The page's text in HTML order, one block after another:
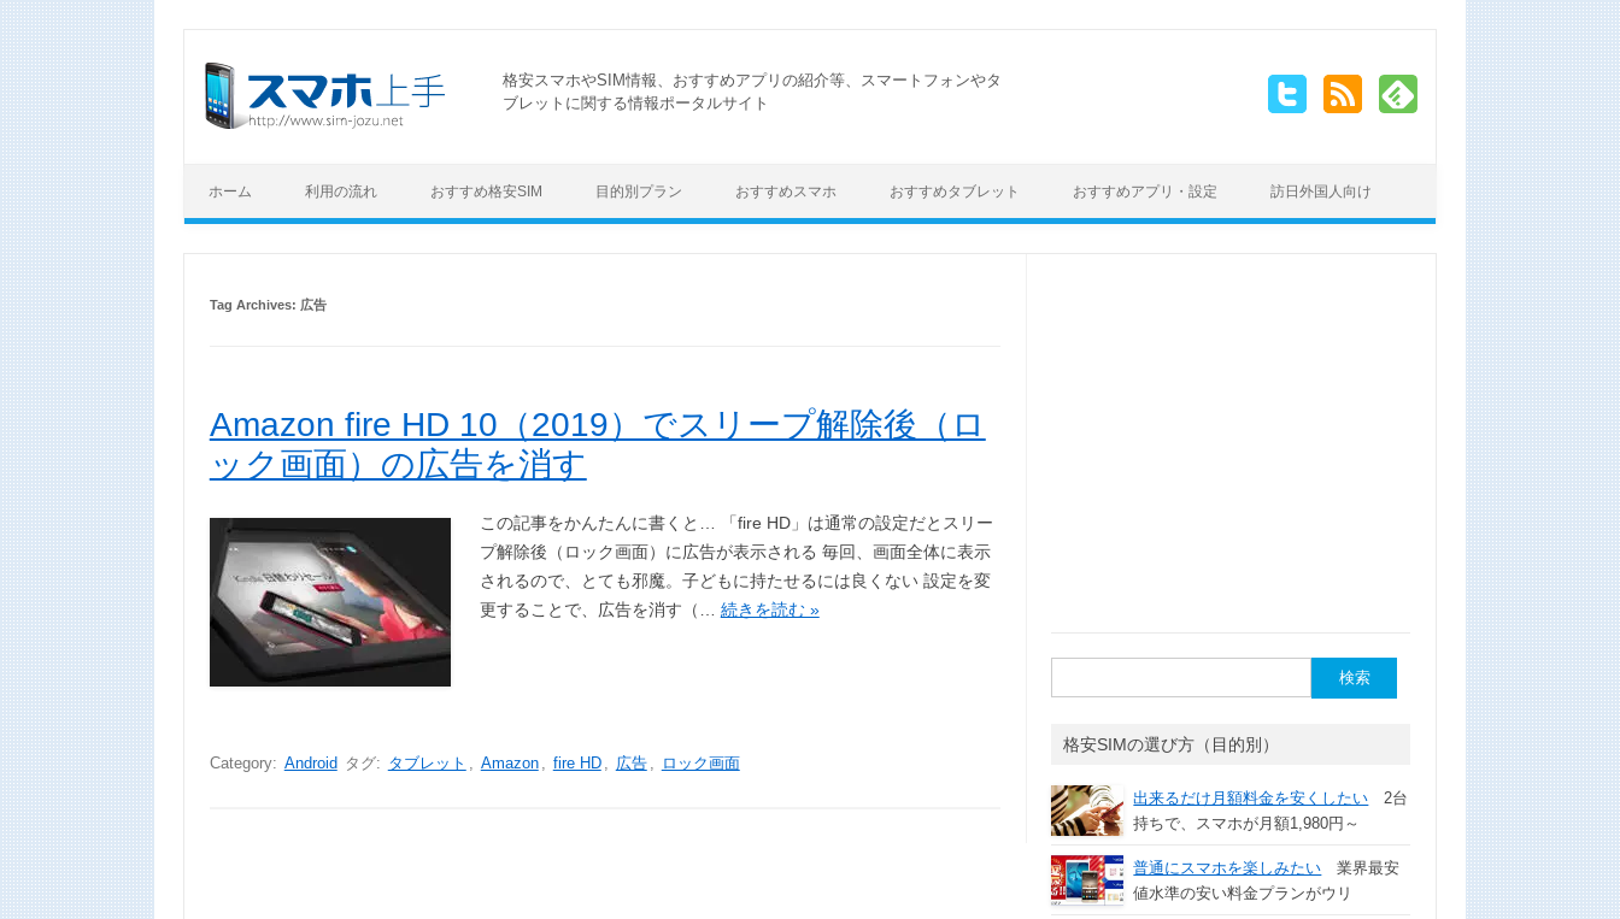
格安スマホやSIM情報、おすすめアプリの紹介等、スマートフォンやタ
ブレットに関する情報ポータルサイト
ホーム 利用の流れ おすすめ格安SIM 目的別プラン おすすめスマホ おすすめタブレット おすすめアプリ・設定 訪日外国人向け
Tag Archives: 広告
Amazon fire HD 10（2019）でスリープ解除後（ロ
ック画面）の広告を消す
この記事をかんたんに書くと… 「fire HD」は通常の設定だとスリー
プ解除後（ロック画面）に広告が表示される 毎回、画面全体に表示
されるので、とても邪魔。子どもに持たせるには良くない 設定を変
更することで、広告を消す（… 続きを読む »
Category: Android タグ: タブレット , Amazon , fire HD , 広告 , ロック画面
索:
格安SIMの選び方（目的別）
出来るだけ月額料金を安くしたい 2台
持ちで、スマホが月額1,980円～
普通にスマホを楽しみたい 業界最安
値水準の安い料金プランがウリ